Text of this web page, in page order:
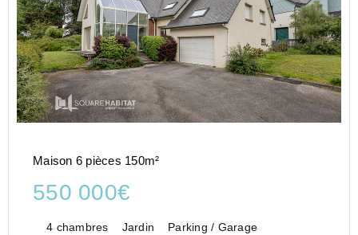
MONT
ST
AIGNAN
(76130)
Maison 6 pièces 150m²
550 000€
4 chambres Jardin Parking / Garage